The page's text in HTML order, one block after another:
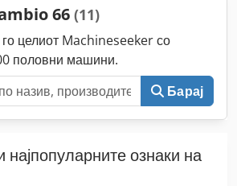
66 (11)
целиот Machineseeker со
половни машини.
Барај
најпопуларните ознаки на